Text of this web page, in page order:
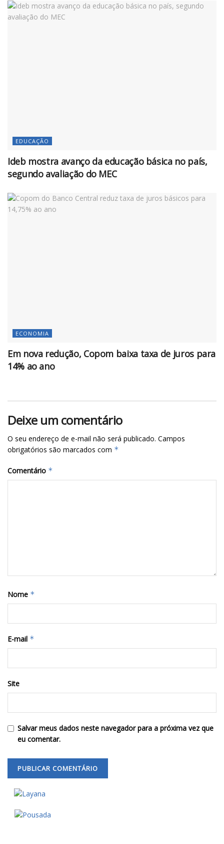
EDUCAÇÃO
Ideb mostra avanço da educação básica no país,
segundo avaliação do MEC
ECONOMIA
Em nova redução, Copom baixa taxa de juros para
14% ao ano
Deixe um comentário
O seu endereço de e-mail não será publicado. Campos
obrigatórios são marcados com *
Comentário *
Nome *
E-mail *
Site
Salvar meus dados neste navegador para a próxima vez que
eu comentar.